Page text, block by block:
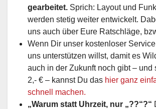
gearbeitet. Sprich: Layout und
werden stetig weiter entwickelt.
uns auch über Eure Ratschläge,
Wenn Dir unser kostenloser
uns unterstützen willst, damit es
auch in der Zukunft noch gibt – und
2,- € – kannst Du das hier ganz
schnell machen.
„Warum statt Uhrzeit, nur „??“?“